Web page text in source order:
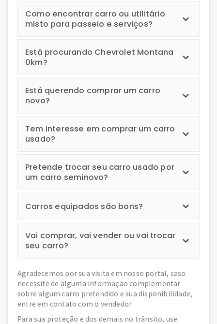
Como encontrar carro ou utilitário
misto para passeio e serviços?
Está procurando Chevrolet Montana
0km?
Está querendo comprar um carro
novo?
Tem interesse em comprar um carro
usado?
Pretende trocar seu carro usado por
um carro seminovo?
Carros equipados são bons?
Vai comprar, vai vender ou vai trocar
seu carro?
Agradecemos por sua visita em nosso portal, caso
necessite de alguma informação complementar
sobre algum carro pretendido e sua disponibilidade,
entre em contato com o vendedor.
Para sua proteção e dos demais no trânsito, use